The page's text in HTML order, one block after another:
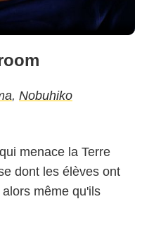
, Nobuhiko
menace la Terre
dont les élèves ont
même qu'ils